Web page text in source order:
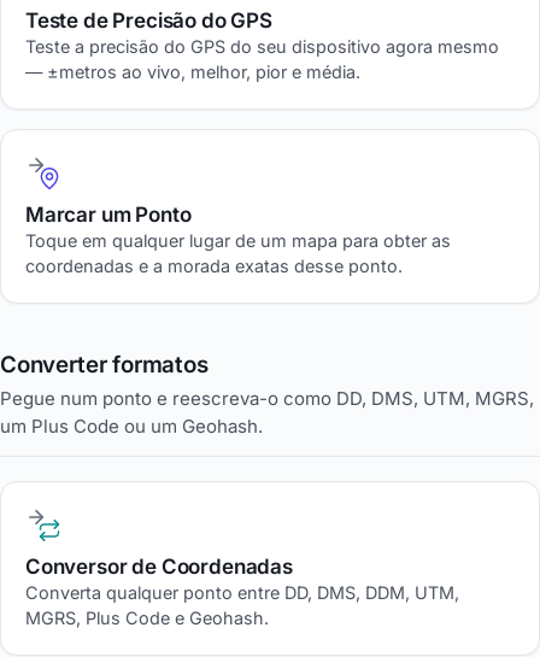
Teste de Precisão do GPS
Teste a precisão do GPS do seu dispositivo agora mesmo
— ±metros ao vivo, melhor, pior e média.
Marcar um Ponto
Toque em qualquer lugar de um mapa para obter as
coordenadas e a morada exatas desse ponto.
Converter formatos
Pegue num ponto e reescreva-o como DD, DMS, UTM, MGRS,
um Plus Code ou um Geohash.
Conversor de Coordenadas
Converta qualquer ponto entre DD, DMS, DDM, UTM,
MGRS, Plus Code e Geohash.